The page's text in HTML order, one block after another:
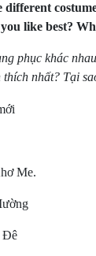
like best?
phục khác
nhất? Tại
Me.
Đê